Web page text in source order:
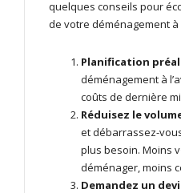
quelques conseils pour
de votre déménagement à
Planification
déménagement à
coûts de dernière
Réduisez le
et débarrassez-
plus besoin. Moins
déménager, moins
Demandez un